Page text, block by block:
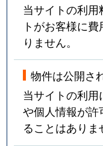
当サイトの利用
トがお客様に
りません。
物件は公開さ
当サイトの利
や個人情報が
ることはありま